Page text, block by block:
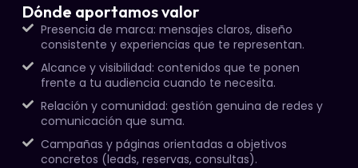
Dónde aportamos valor
Presencia de marca: mensajes claros, diseño
consistente y experiencias que te representan.
Alcance y visibilidad: contenidos que te ponen
frente a tu audiencia cuando te necesita.
Relación y comunidad: gestión genuina de redes y
comunicación que suma.
Campañas y páginas orientadas a objetivos
concretos (leads, reservas, consultas).